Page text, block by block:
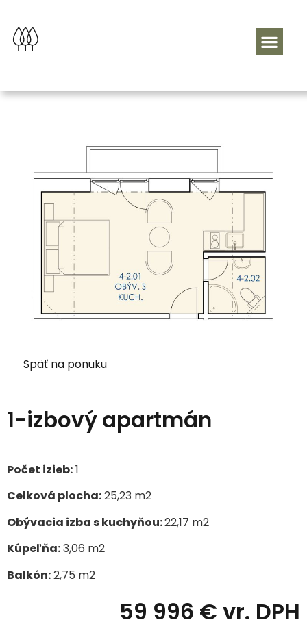
Späť na ponuku
1-izbový apartmán
Počet izieb:1
Celková plocha:25,23 m2
Obývacia izba s kuchyňou:22,17 m2
Kúpeľňa:3,06 m2
Balkón:2,75 m2
59 996 € vr. DPH